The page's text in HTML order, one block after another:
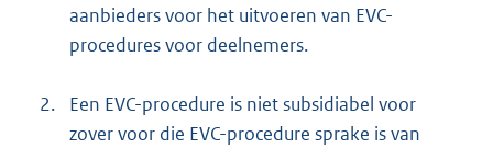
aanbieders voor het uitvoeren van EVC-
procedures voor deelnemers.
2.
Een EVC-procedure is niet subsidiabel voor
zover voor die EVC-procedure sprake is van